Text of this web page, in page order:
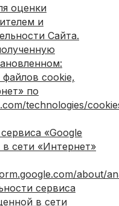
оценки
и
Сайта.
файлов cookie,
по
technologies/
«Google
сети «Интернет»
about/
сервиса
в сети